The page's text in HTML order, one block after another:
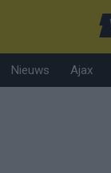
Nieuws Ajax